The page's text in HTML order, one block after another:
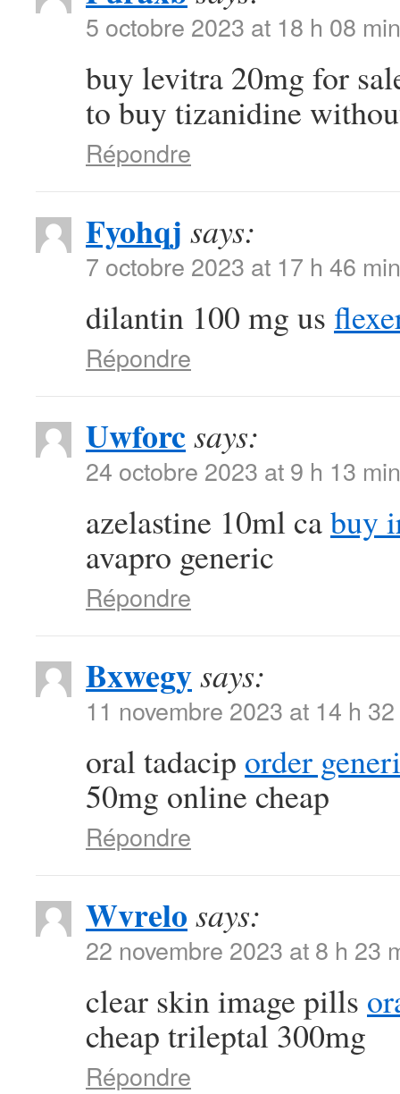
5 octobre 2023 at 18 h 08 min
buy levitra 20mg for
to buy tizanidine
Répondre
Fyohqj says:
7 octobre 2023 at 17 h 46 min
dilantin 100 mg us
Répondre
Uwforcsays:
24 octobre 2023 at 9 h 13 min
azelastine 10ml cabuy
avapro generic
Répondre
Bxwegysays:
11 novembre 2023 at 14 h
oral tadacip order
50mg online cheap
Répondre
Wvrelo says:
22 novembre 2023 at 8 h 23
clear skin image pills
cheap trileptal 300mg
Répondre